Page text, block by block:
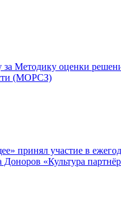
за Методику оценки
(МОРСЗ)
принял участие в
«Культура